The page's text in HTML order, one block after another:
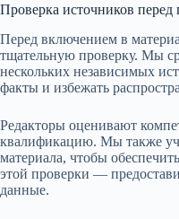
Проверка источников перед
Перед включением в
тщательную проверку. Мы
нескольких независимых
факты и избежать
Редакторы оценивают
квалификацию. Мы также
материала, чтобы
этой проверки —
данные.